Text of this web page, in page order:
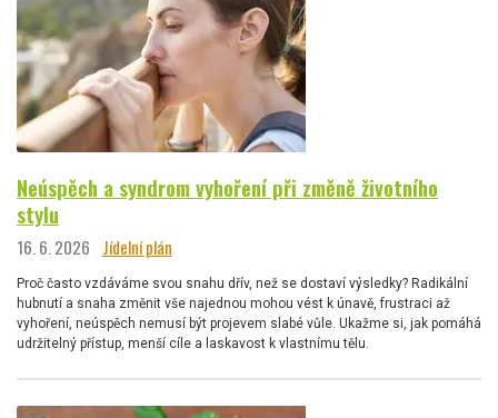
Neúspěch a syndrom vyhoření při změně životního
stylu
16. 6. 2026 Jídelní plán
Proč často vzdáváme svou snahu dřív, než se dostaví výsledky? Radikální
hubnutí a snaha změnit vše najednou mohou vést k únavě, frustraci až
vyhoření, neúspěch nemusí být projevem slabé vůle. Ukažme si, jak pomáhá
udržitelný přístup, menší cíle a laskavost k vlastnímu tělu.